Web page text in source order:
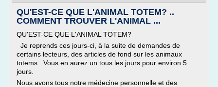
QU'EST-CE QUE L'ANIMAL TOTEM? ..
COMMENT TROUVER L'ANIMAL ...
QU'EST-CE QUE L'ANIMAL TOTEM?
Je reprends ces jours-ci, à la suite de demandes de
certains lecteurs, des articles de fond sur les animaux
totems. Vous en aurez un tous les jours pour environ 5
jours.
Nous avons tous notre médecine personnelle et des